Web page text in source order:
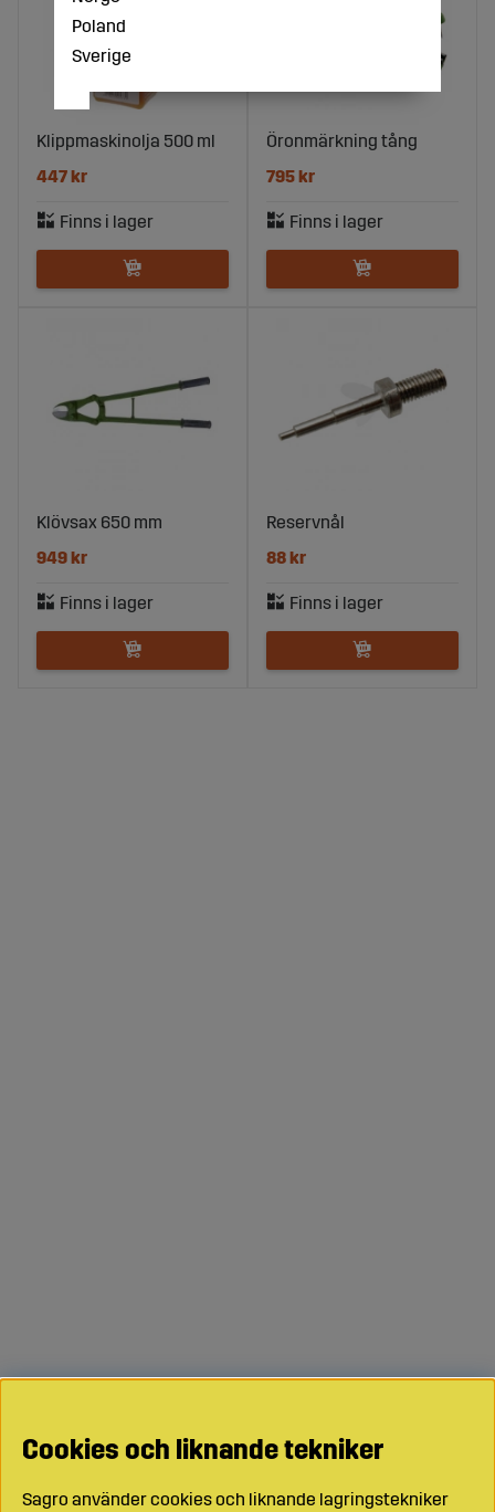
Klippmaskinolja 500 ml
447 kr
Öronmärkning tång
795 kr
Klövsax 650 mm
949 kr
Reservnål
88 kr
Cookies och liknande tekniker
Sagro använder cookies och liknande lagringstekniker
Poland
Sverige